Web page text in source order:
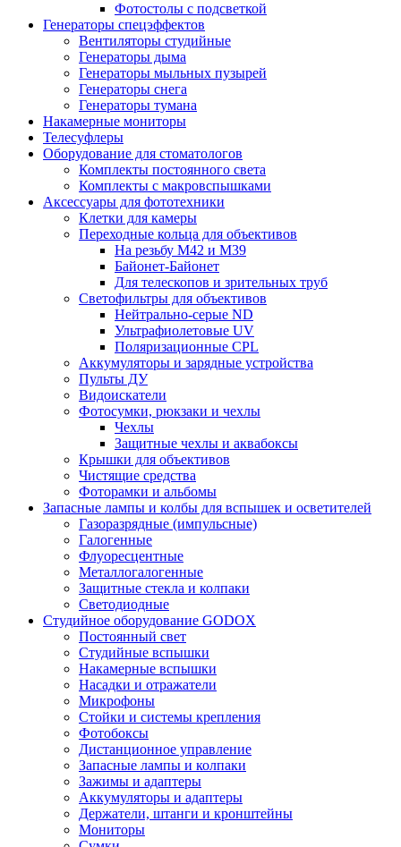
Фотостолы с подсветкой
Генераторы спецэффектов
Вентиляторы студийные
Генераторы дыма
Генераторы мыльных пузырей
Генераторы снега
Генераторы тумана
Накамерные мониторы
Телесуфлеры
Оборудование для стоматологов
Комплекты постоянного света
Комплекты с макровспышками
Аксессуары для фототехники
Клетки для камеры
Переходные кольца для объективов
На резьбу М42 и М39
Байонет-Байонет
Для телескопов и зрительных труб
Светофильтры для объективов
Нейтрально-серые ND
Ультрафиолетовые UV
Поляризационные CPL
Аккумуляторы и зарядные устройства
Пульты ДУ
Видоискатели
Фотосумки, рюкзаки и чехлы
Чехлы
Защитные чехлы и аквабоксы
Крышки для объективов
Чистящие средства
Фоторамки и альбомы
Запасные лампы и колбы для вспышек и осветителей
Газоразрядные (импульсные)
Галогенные
Флуоресцентные
Металлогалогенные
Защитные стекла и колпаки
Светодиодные
Студийное оборудование GODOX
Постоянный свет
Студийные вспышки
Накамерные вспышки
Насадки и отражатели
Микрофоны
Стойки и системы крепления
Фотобоксы
Дистанционное управление
Запасные лампы и колпаки
Зажимы и адаптеры
Аккумуляторы и адаптеры
Держатели, штанги и кронштейны
Мониторы